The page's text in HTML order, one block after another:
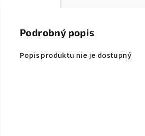
Podrobný popis
Popis produktu nie je dostupný